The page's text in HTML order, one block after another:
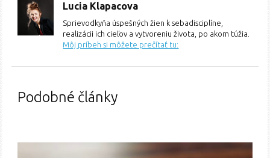
Lucia Klapacova
Sprievodkyňa úspešných žien k sebadisciplíne,
realizácii ich cieľov a vytvoreniu života, po akom túžia.
Môj príbeh si môžete prečítať tu:
Podobné články